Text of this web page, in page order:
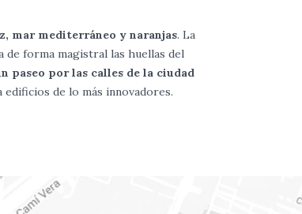
mar mediterráneo y naranjas. La
forma magistral las huellas del
paseo por las calles de la ciudad
de lo más innovadores.